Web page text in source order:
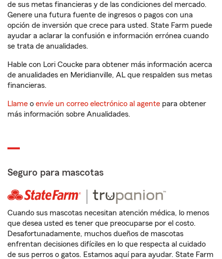
de sus metas financieras y de las condiciones del mercado.
Genere una futura fuente de ingresos o pagos con una
opción de inversión que crece para usted. State Farm puede
ayudar a aclarar la confusión e información errónea cuando
se trata de anualidades.
Hable con Lori Coucke para obtener más información acerca
de anualidades en Meridianville, AL que respalden sus metas
financieras.
Llame o envíe un correo electrónico al agente para obtener
más información sobre Anualidades.
Seguro para mascotas
Cuando sus mascotas necesitan atención médica, lo menos
que desea usted es tener que preocuparse por el costo.
Desafortunadamente, muchos dueños de mascotas
enfrentan decisiones difíciles en lo que respecta al cuidado
de sus perros o gatos. Estamos aquí para ayudar. State Farm